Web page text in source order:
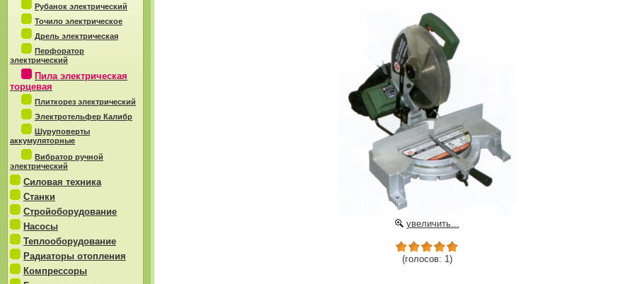
Рубанок электрический
Точило электрическое
Дрель электрическая
Перфоратор
электрический
Пила электрическая
торцевая
Плиткорез электрический
Электротельфер Калибр
Шуруповерты
аккумуляторные
Вибратор ручной
электрический
Силовая техника
Станки
Стройоборудование
Насосы
Теплооборудование
Радиаторы отопления
Компрессоры
увеличить...
(голосов: 1)